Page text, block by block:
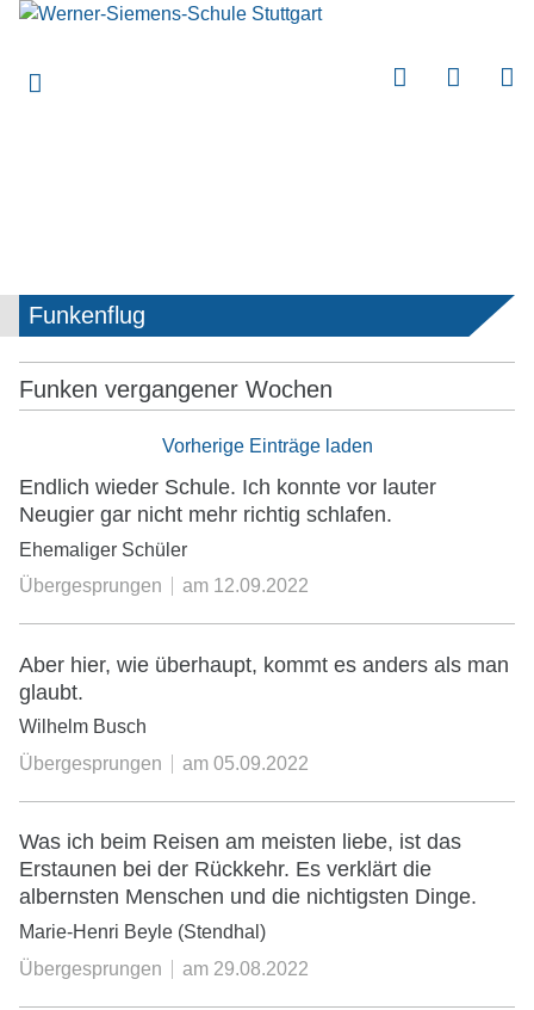
Funkenflug
Funken vergangener Wochen
Vorherige Einträge laden
Endlich wieder Schule. Ich konnte vor lauter
Neugier gar nicht mehr richtig schlafen.
Ehemaliger Schüler
Übergesprungen
am 12.09.2022
Aber hier, wie überhaupt, kommt es anders als man
glaubt.
Wilhelm Busch
Übergesprungen
am 05.09.2022
Was ich beim Reisen am meisten liebe, ist das
Erstaunen bei der Rückkehr. Es verklärt die
albernsten Menschen und die nichtigsten Dinge.
Marie-Henri Beyle (Stendhal)
Übergesprungen
am 29.08.2022